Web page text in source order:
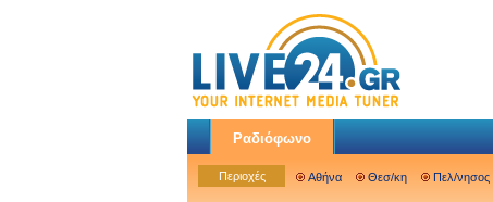
Ραδιόφωνο
Περιοχές Αθήνα Θεσ/κη Πελ/νησος